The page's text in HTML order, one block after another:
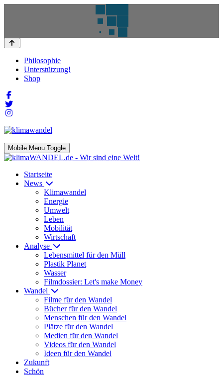
Philosophie
Unterstützung!
Shop
Mobile Menu Toggle
Startseite
News
Klimawandel
Energie
Umwelt
Leben
Mobilität
Wirtschaft
Analyse
Lebensmittel für den Müll
Plastik Planet
Wasser
Filmdossier: Let's make Money
Wandel
Filme für den Wandel
Bücher für den Wandel
Menschen für den Wandel
Plätze für den Wandel
Medien für den Wandel
Videos für den Wandel
Ideen für den Wandel
Zukunft
Schön